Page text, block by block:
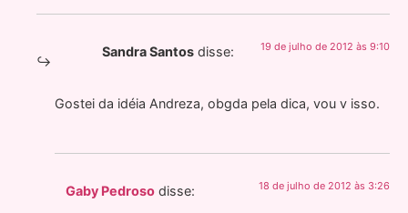
Sandra Santos disse: 19 de julho de 2012 às 9:10
Gostei da idéia Andreza, obgda pela dica, vou v isso.
Gaby Pedroso disse: 18 de julho de 2012 às 3:26